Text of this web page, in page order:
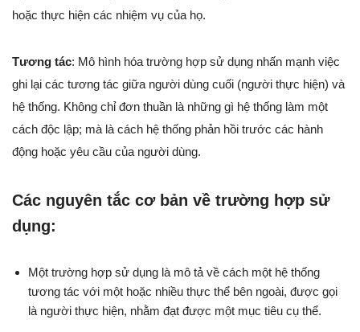
hoặc thực hiện các nhiệm vụ của họ.
Tương tác: Mô hình hóa trường hợp sử dụng nhấn mạnh việc
ghi lại các tương tác giữa người dùng cuối (người thực hiện) và
hệ thống. Không chỉ đơn thuần là những gì hệ thống làm một
cách độc lập; mà là cách hệ thống phản hồi trước các hành
động hoặc yêu cầu của người dùng.
Các nguyên tắc cơ bản về trường hợp sử
dụng:
Một trường hợp sử dụng là mô tả về cách một hệ thống
tương tác với một hoặc nhiều thực thể bên ngoài, được gọi
là người thực hiện, nhằm đạt được một mục tiêu cụ thể.